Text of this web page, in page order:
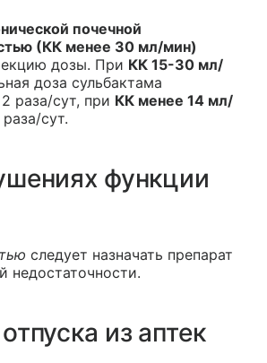
почечной
(КК менее 30 мл/мин)
дозы. При КК 15-30 мл/
доза сульбактама
раза/сут, при КК менее 14 мл/
сут.
функции
следует назначать препарат
недостаточности.
из аптек